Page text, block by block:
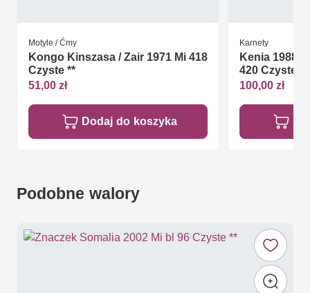
Motyle / Ćmy
Kongo Kinszasa / Zair 1971 Mi 418
Czyste **
51,00 zł
Dodaj do koszyka
Karnety
Kenia 1988
420 Czyste **
100,00 zł
Podobne walory